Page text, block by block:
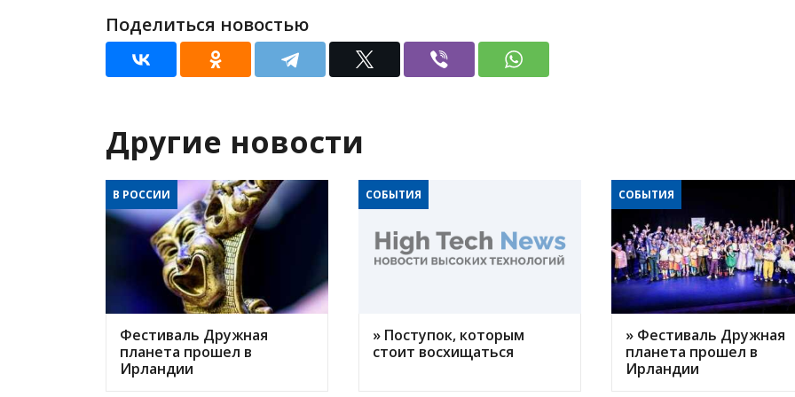
Поделиться новостью
Другие новости
В РОССИИ
Фестиваль Дружная
планета прошел в
Ирландии
СОБЫТИЯ
» Поступок, которым
стоит восхищаться
СОБЫТИЯ
» Фестиваль Дружная
планета прошел в
Ирландии